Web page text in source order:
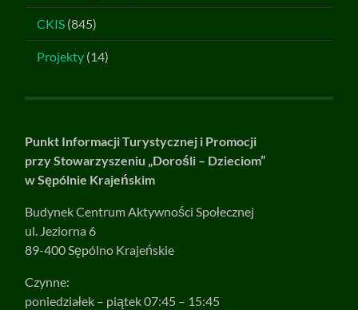
CKIS (845)
Projekty (14)
Punkt Informacji Turystycznej i Promocji
przy Stowarzyszeniu „Dorośli – Dzieciom”
w Sępólnie Krajeńskim
Budynek Centrum Aktywności Społecznej
ul. Jeziorna 6
89-400 Sępólno Krajeńskie
Czynne:
poniedziałek – piątek 07:45 – 15:45